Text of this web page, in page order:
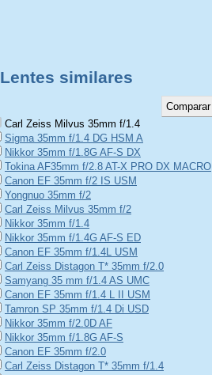
Lentes similares
Carl Zeiss Milvus 35mm f/1.4
Sigma 35mm f/1.4 DG HSM A
Nikkor 35mm f/1.8G AF-S DX
Tokina AF35mm f/2.8 AT-X PRO DX MACRO
Canon EF 35mm f/2 IS USM
Yongnuo 35mm f/2
Carl Zeiss Milvus 35mm f/2
Nikkor 35mm f/1.4
Nikkor 35mm f/1.4G AF-S ED
Canon EF 35mm f/1.4L USM
Carl Zeiss Distagon T* 35mm f/2.0
Samyang 35 mm f/1.4 AS UMC
Canon EF 35mm f/1.4 L II USM
Tamron SP 35mm f/1.4 Di USD
Nikkor 35mm f/2.0D AF
Nikkor 35mm f/1.8G AF-S
Canon EF 35mm f/2.0
Carl Zeiss Distagon T* 35mm f/1.4